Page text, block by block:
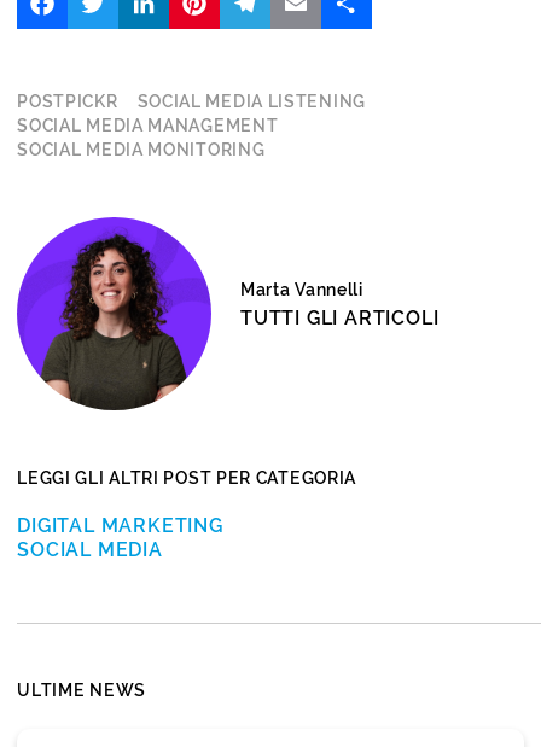
POSTPICKR
SOCIAL MEDIA LISTENING
SOCIAL MEDIA MANAGEMENT
SOCIAL MEDIA MONITORING
Marta Vannelli
TUTTI GLI ARTICOLI
LEGGI GLI ALTRI POST PER CATEGORIA
DIGITAL MARKETING
SOCIAL MEDIA
ULTIME NEWS